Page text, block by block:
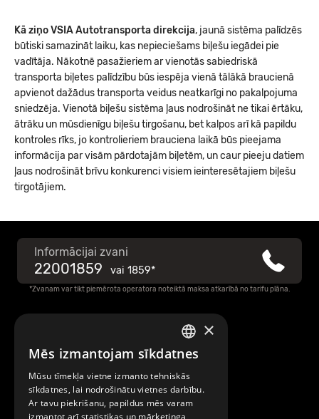
Kā ziņo VSIA Autotransporta direkcija, jaunā sistēma palīdzēs
būtiski samazināt laiku, kas nepieciešams biļešu iegādei pie
vadītāja. Nākotnē pasažieriem ar vienotās sabiedriskā
transporta biļetes palīdzību būs iespēja vienā tālākā braucienā
apvienot dažādus transporta veidus neatkarīgi no pakalpojuma
sniedzēja. Vienotā biļešu sistēma ļaus nodrošināt ne tikai ērtāku,
ātrāku un mūsdienīgu biļešu tirgošanu, bet kalpos arī kā papildu
kontroles rīks, jo kontrolieriem brauciena laikā būs pieejama
informācija par visām pārdotajām biļetēm, un caur pieeju datiem
ļaus nodrošināt brīvu konkurenci visiem ieinteresētajiem biļešu
tirgotājiem.
Informācijai zvani
22001859 vai 1859*
*Zvanam var tikt piemērota operatora noteiktā maksa atkarībā no tarifu plāna.
Par Mobilly
Noteikumi un līgumi
LATVIAN
ENGLISH
×
Mēs izmantojam sīkdatnes
Mūsu tīmekļa vietne izmanto tehniskās
sīkdatnes, lai nodrošinātu vietnes darbību.
Ar tavu piekrišanu, papildus mēs varam
izmantot arī statistikas un mārketinga